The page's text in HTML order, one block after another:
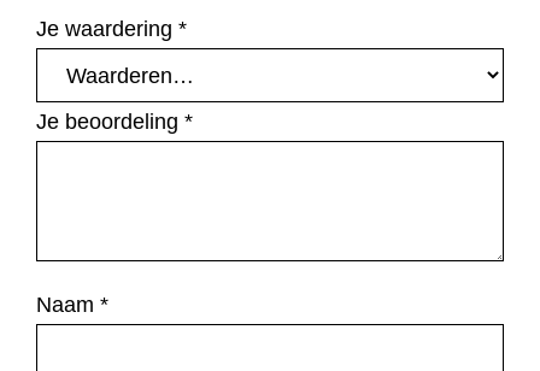
a
Je waardering *
Je beoordeling *
Naam *